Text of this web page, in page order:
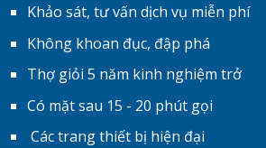
Khảo sát, tư vấn dịch vụ miễn phí
Không khoan đục, đập phá
Thợ giỏi 5 năm kinh nghiệm trở
Có mặt sau 15 - 20 phút gọi
Các trang thiết bị hiện đại